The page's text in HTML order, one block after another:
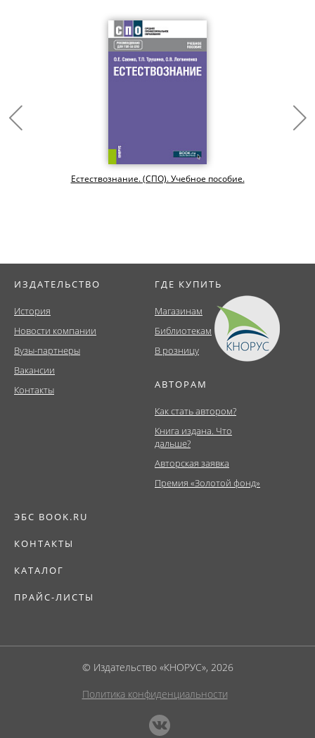
Естествознание. (СПО). Учебное пособие.
ИЗДАТЕЛЬСТВО
История
Новости компании
Вузы-партнеры
Вакансии
Контакты
ГДЕ КУПИТЬ
Магазинам
Библиотекам
В розницу
АВТОРАМ
Как стать автором?
Книга издана. Что
дальше?
Авторская заявка
Премия «Золотой фонд»
ЭБС BOOK.RU
КОНТАКТЫ
КАТАЛОГ
ПРАЙС-ЛИСТЫ
© Издательство «КНОРУС», 2026
Политика конфиденциальности